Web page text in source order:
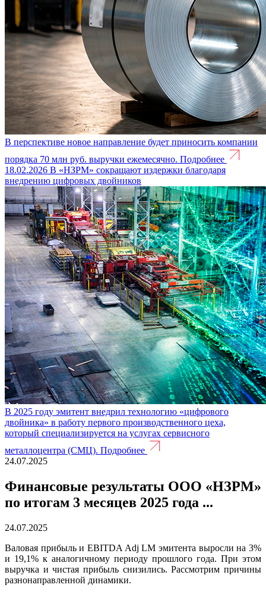
В перспективе новое направление будет приносить компании
порядка 70 млн руб. выручки ежемесячно. Подробнее
18.02.2026 В «НЗРМ» сокращают издержки благодаря
внедрению цифровых двойников
В 2025 году эмитент внедрил технологию «цифрового
двойника» в работу первого производственного цеха,
который специализируется на услугах сервисного
металлоцентра (СМЦ). Подробнее
24.07.2025
Финансовые результаты ООО «НЗРМ»
по итогам 3 месяцев 2025 года ...
24.07.2025
Валовая прибыль и EBITDA Adj LM эмитента выросли на 3%
и 19,1% к аналогичному периоду прошлого года. При этом
выручка и чистая прибыль снизились. Рассмотрим причины
разнонаправленной динамики.